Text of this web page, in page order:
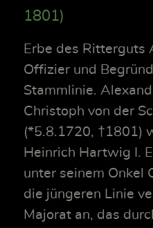
1801)
Erbe des Ritterguts
Offizier und
Stammlinie.
Christoph von der
(*5.8.1720, †1801)
Heinrich Hartwig I.
unter seinem Onkel
die jüngeren Linie
Majorat an, das